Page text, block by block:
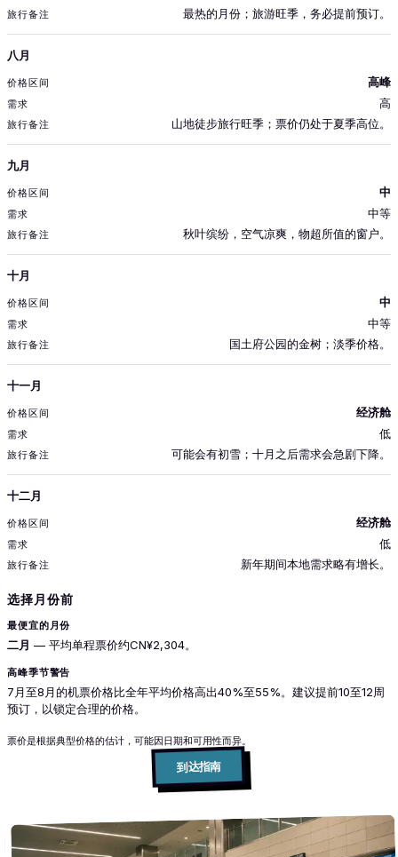
最热的月份；旅游旺季，务必提前预订。
八月
高峰
高
山地徒步旅行旺季；票价仍处于夏季高位。
九月
中
中等
秋叶缤纷，空气凉爽，物超所值的窗户。
十月
中
中等
国土府公园的金树；淡季价格。
十一月
经济舱
低
可能会有初雪；十月之后需求会急剧下降。
十二月
经济舱
低
新年期间本地需求略有增长。
选择月份前
最便宜的月份
二月 — 平均单程票价约CN¥2,304。
高峰季节警告
7月至8月的机票价格比全年平均价格高出40%至55%。建议提前10至12周
预订，以锁定合理的价格。
票价是根据典型价格的估计，可能因日期和可用性而异。
到达指南